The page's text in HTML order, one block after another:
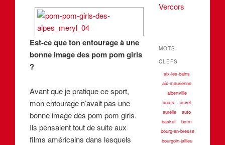
Est-ce que ton entourage à une
bonne image des pom pom girls
?
Avant que je pratique ce sport,
mon entourage n’avait pas une
bonne image des pom pom girls.
Ils pensaient tout de suite aux
films américains dans lesquels
Vercors
MOTS-
CLEFS
aix-les-bains
aix-maurienne
albertville
anaïs
asvel
aurélie
auto
basket
bctm
bourg-en-bresse
bourgoin-jallieu